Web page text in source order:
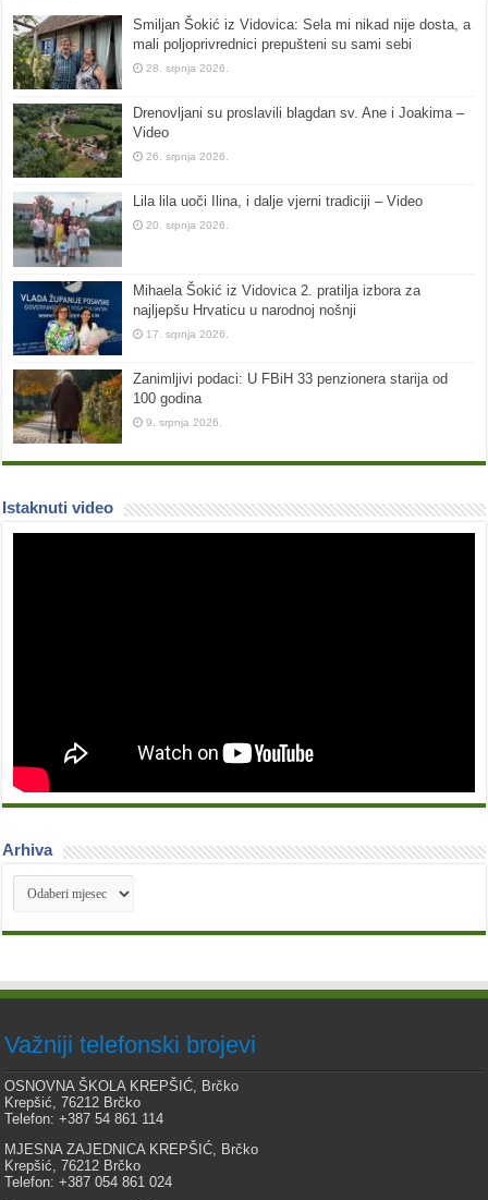
Smiljan Šokić iz Vidovica: Sela mi nikad nije dosta, a
mali poljoprivrednici prepušteni su sami sebi
28. srpnja 2026.
Drenovljani su proslavili blagdan sv. Ane i Joakima –
Video
26. srpnja 2026.
Lila lila uoči Ilina, i dalje vjerni tradiciji – Video
20. srpnja 2026.
Mihaela Šokić iz Vidovica 2. pratilja izbora za
najljepšu Hrvaticu u narodnoj nošnji
17. srpnja 2026.
Zanimljivi podaci: U FBiH 33 penzionera starija od
100 godina
9. srpnja 2026.
Istaknuti video
Arhiva
Arhiva
Važniji telefonski brojevi
OSNOVNA ŠKOLA KREPŠIĆ, Brčko
Krepšić, 76212 Brčko
Telefon: +387 54 861 114
MJESNA ZAJEDNICA KREPŠIĆ, Brčko
Krepšić, 76212 Brčko
Telefon: +387 054 861 024